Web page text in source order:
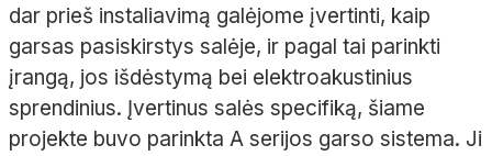
dar prieš instaliavimą galėjome įvertinti, kaip
garsas pasiskirstys salėje, ir pagal tai parinkti
įrangą, jos išdėstymą bei elektroakustinius
sprendinius. Įvertinus salės specifiką, šiame
projekte buvo parinkta A serijos garso sistema. Ji